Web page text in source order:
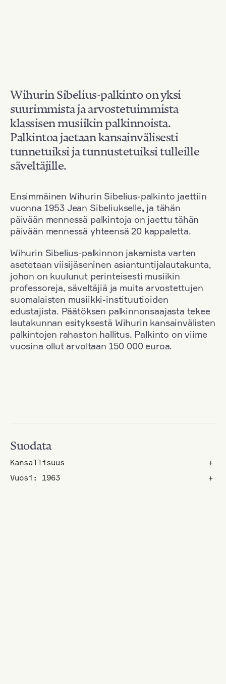
Wihurin Sibelius-palkinto on yksi
suurimmista ja arvostetuimmista
klassisen musiikin palkinnoista.
Palkintoa jaetaan kansainvälisesti
tunnetuiksi ja tunnustetuiksi tulleille
säveltäjille.
Ensimmäinen Wihurin Sibelius-palkinto jaettiin
vuonna 1953 Jean Sibeliukselle, ja tähän
päivään mennessä palkintoja on jaettu tähän
päivään mennessä yhteensä 20 kappaletta.
Wihurin Sibelius-palkinnon jakamista varten
asetetaan viisijäseninen asiantuntijalautakunta,
johon on kuulunut perinteisesti musiikin
professoreja, säveltäjiä ja muita arvostettujen
suomalaisten musiikki-instituutioiden
edustajista. Päätöksen palkinnonsaajasta tekee
lautakunnan esityksestä Wihurin kansainvälisten
palkintojen rahaston hallitus. Palkinto on viime
vuosina ollut arvoltaan 150 000 euroa.
Suodata
Kansallisuus
+
Vuosi: 1963
+